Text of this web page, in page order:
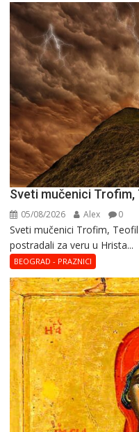
Sveti mučenici Trofim,
05/08/2026 Alex 0
Sveti mučenici Trofim,
postradali za veru u Hrista...
BEOGRAD - PRAZNICI